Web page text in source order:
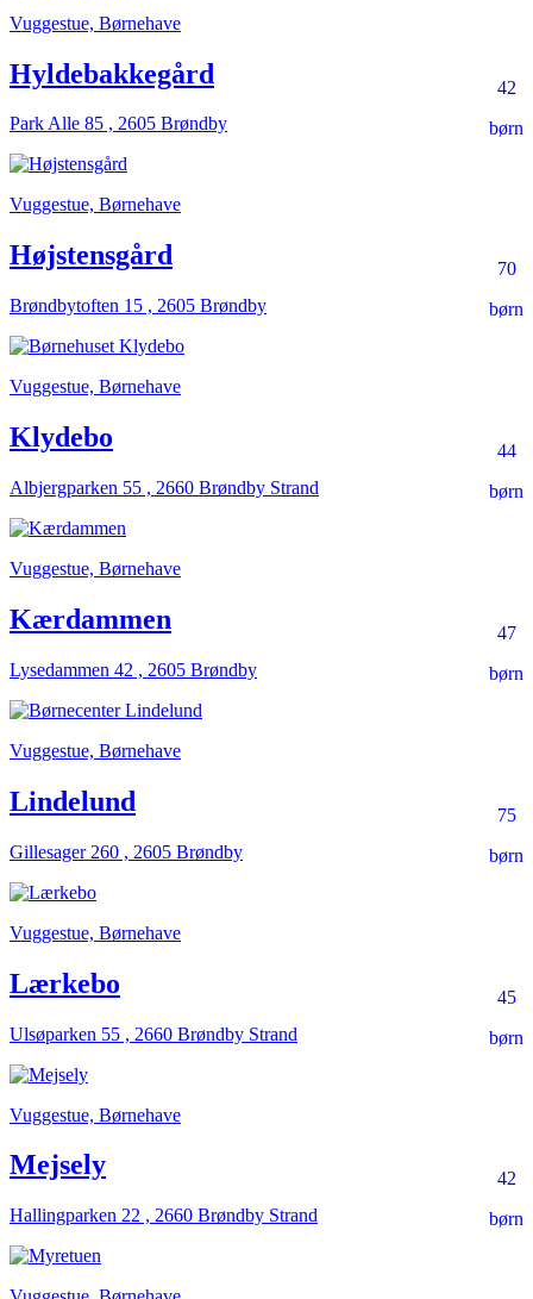
Vuggestue, Børnehave
42
børn
Hyldebakkegård
Park Alle 85 , 2605 Brøndby
Vuggestue, Børnehave
70
børn
Højstensgård
Brøndbytoften 15 , 2605 Brøndby
Vuggestue, Børnehave
44
børn
Klydebo
Albjergparken 55 , 2660 Brøndby Strand
Vuggestue, Børnehave
47
børn
Kærdammen
Lysedammen 42 , 2605 Brøndby
Vuggestue, Børnehave
75
børn
Lindelund
Gillesager 260 , 2605 Brøndby
Vuggestue, Børnehave
45
børn
Lærkebo
Ulsøparken 55 , 2660 Brøndby Strand
Vuggestue, Børnehave
42
børn
Mejsely
Hallingparken 22 , 2660 Brøndby Strand